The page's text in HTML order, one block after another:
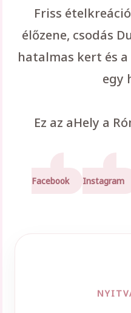
Friss
élőzene, csodás
hatalmas kert és
egy
Ez az aHely a
Facebook Instagram